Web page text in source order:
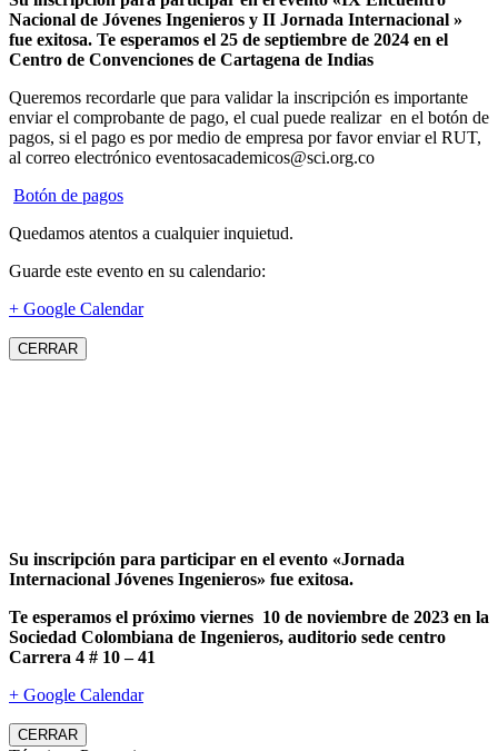
Nacional de Jóvenes Ingenieros y II Jornada Internacional »
fue exitosa. Te esperamos el 25 de septiembre de 2024 en el
Centro de Convenciones de Cartagena de Indias
Queremos recordarle que para validar la inscripción es importante
enviar el comprobante de pago, el cual puede realizar en el botón de
pagos, si el pago es por medio de empresa por favor enviar el RUT,
al correo electrónico eventosacademicos@sci.org.co
Botón de pagos
Quedamos atentos a cualquier inquietud.
Guarde este evento en su calendario:
+ Google Calendar
CERRAR
Su inscripción para participar en el evento «Jornada
Internacional Jóvenes Ingenieros» fue exitosa.
Te esperamos el próximo viernes 10 de noviembre de 2023 en la
Sociedad Colombiana de Ingenieros, auditorio sede centro
Carrera 4 # 10 – 41
+ Google Calendar
CERRAR